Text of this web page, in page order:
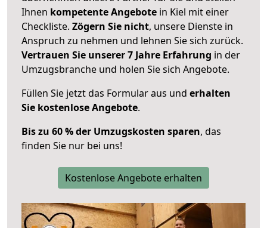
Ihnen kompetente Angebote in Kiel mit einer
Checkliste. Zögern Sie nicht, unsere Dienste in
Anspruch zu nehmen und lehnen Sie sich zurück.
Vertrauen Sie unserer 7 Jahre Erfahrung in der
Umzugsbranche und holen Sie sich Angebote.
Füllen Sie jetzt das Formular aus und erhalten
Sie kostenlose Angebote.
Bis zu 60 % der Umzugskosten sparen, das
finden Sie nur bei uns!
Kostenlose Angebote erhalten